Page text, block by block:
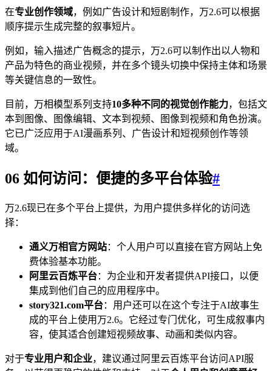
在专业创作领域，例如广告设计和短剧制作，万2.6可以根据
顺序提示生成完整的叙事短片。
例如，输入描述广告概念的提示，万2.6可以制作出以人物和
产品为特色的商业视频，并在多个镜头切换中保持主体和场景
等关键信息的一致性。
目前，万相模型系列支持10多种不同的视觉创作能力，包括文
本到图像、图像编辑、文本到视频、图像到视频和角色扮演。
它已广泛应用于AI漫画系列、广告设计和短视频创作等领
域。
06 如何访问：便捷的多平台体验#
万2.6现已在多个平台上提供，为用户提供多样化的访问选
择：
通义万相官方网站：个人用户可以直接在官方网站上免
费体验基本功能。
阿里云百炼平台：为企业和开发者提供API接口，以便
集成到他们自己的应用程序中。
story321.com平台：用户还可以在这个专注于AI故事生
成的平台上使用万2.6。它经过专门优化，可生成叙事内
容，使其适合创建短视频故事、动画和类似内容。
对于专业用户和企业，建议通过阿里云百炼平台访问API服